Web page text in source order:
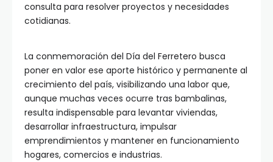
consulta para resolver proyectos y necesidades
cotidianas.
La conmemoración del Día del Ferretero busca
poner en valor ese aporte histórico y permanente al
crecimiento del país, visibilizando una labor que,
aunque muchas veces ocurre tras bambalinas,
resulta indispensable para levantar viviendas,
desarrollar infraestructura, impulsar
emprendimientos y mantener en funcionamiento
hogares, comercios e industrias.